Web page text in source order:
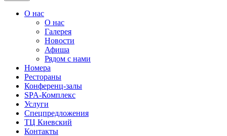
О нас
О нас
Галерея
Новости
Афиша
Рядом с нами
Номера
Рестораны
Конференц-залы
SPA-Комплекс
Услуги
Спецпредложения
ТЦ Киевский
Контакты